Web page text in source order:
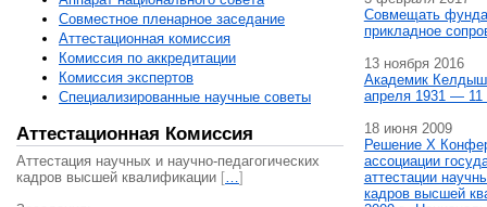
Совместное пленарное заседание
Аттестационная комисcия
Комиссия по аккредитации
Комиссия экспертов
Специализированные научные советы
Аттестационная Комиссия
Аттестация научных и научно-педагогических
кадров высшей квалификации […]
Совмещать
прикладное
13 ноября 2016
Академик
апреля 1931 — 11
18 июня 2009
Решение X
ассоциации
аттестации
кадров высшей